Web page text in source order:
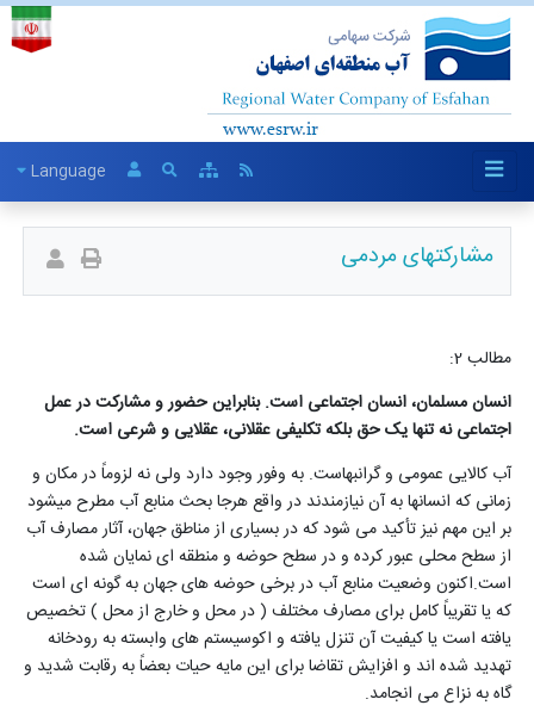
Language
مشارکتهای مردمی
مطالب 2:
انسان مسلمان، انسان اجتماعی است. بنابراین حضور و مشارکت در عمل
اجتماعی نه تنها یک حق بلکه تکلیفی عقلانی، عقلایی و شرعی است.
آب کالایی عمومی و گرانبهاست. به وفور وجود دارد ولی نه لزوماً در مکان و
زمانی که انسانها به آن نیازمندند در واقع هرجا بحث منابع آب مطرح میشود
بر این مهم نیز تأکید می شود که در بسیاری از مناطق جهان، آثار مصارف آب
از سطح محلی عبور کرده و در سطح حوضه و منطقه ای نمایان شده
است.اکنون وضعیت منابع آب در برخی حوضه های جهان به گونه ای است
که یا تقریباً کامل برای مصارف مختلف ( در محل و خارج از محل ) تخصیص
یافته است یا کیفیت آن تنزل یافته و اکوسیستم های وابسته به رودخانه
تهدید شده اند و افزایش تقاضا برای این مایه حیات بعضاً به رقابت شدید و
گاه به نزاع می انجامد.